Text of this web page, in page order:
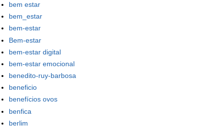
bem estar
bem_estar
bem-estar
Bem-estar
bem-estar digital
bem-estar emocional
benedito-ruy-barbosa
beneficio
benefícios ovos
benfica
berlim